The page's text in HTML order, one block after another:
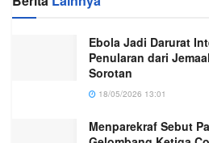
Ebola Jadi Darurat
Penularan dari
Sorotan
18/05/2026 13:01
Menparekraf Sebut